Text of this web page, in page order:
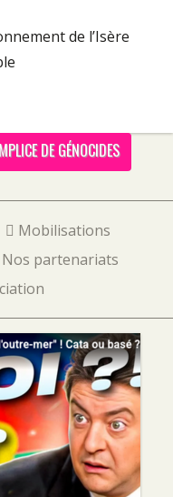
de l’Isère
DE GÉNOCIDES
Mobilisations
Nos partenariats